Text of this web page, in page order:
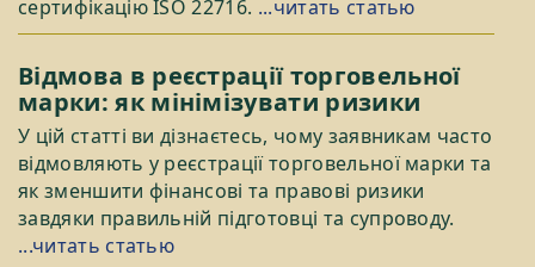
сертифікацію ISO 22716. ...читать статью
Відмова в реєстрації торговельної
марки: як мінімізувати ризики
У цій статті ви дізнаєтесь, чому заявникам часто
відмовляють у реєстрації торговельної марки та
як зменшити фінансові та правові ризики
завдяки правильній підготовці та супроводу.
...читать статью